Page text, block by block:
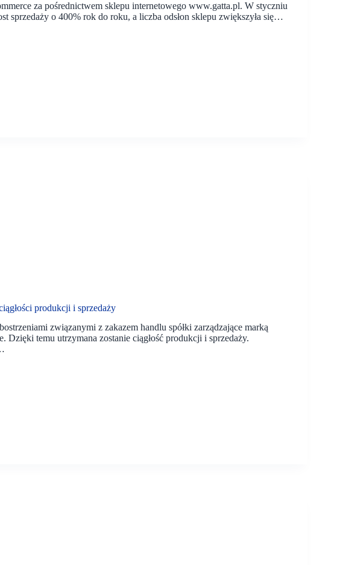
za pośrednictwem sklepu internetowego www.gatta.pl. W styczniu
sprzedaży o 400% rok do roku, a liczba odsłon sklepu zwiększyła się…
produkcji i sprzedaży
związanymi z zakazem handlu spółki zarządzające marką
Dzięki temu utrzymana zostanie ciągłość produkcji i sprzedaży.